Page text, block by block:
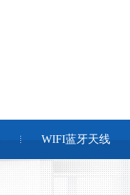
WIFI蓝牙天线